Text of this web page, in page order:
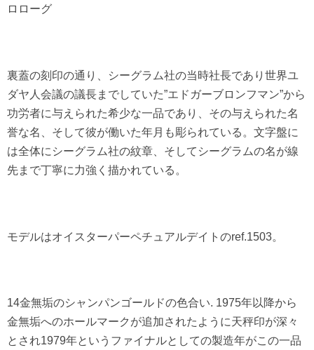
ロローグ
裏蓋の刻印の通り、シーグラム社の当時社長であり世界ユ
ダヤ人会議の議長までしていた”エドガーブロンフマン”から
功労者に与えられた希少な一品であり、その与えられた名
誉な名、そして彼が働いた年月も彫られている。文字盤に
は全体にシーグラム社の紋章、そしてシーグラムの名が線
先まで丁寧に力強く描かれている。
モデルはオイスターパーペチュアルデイトのref.1503。
14金無垢のシャンパンゴールドの色合い. 1975年以降から
金無垢へのホールマークが追加されたように天秤印が深々
とされ1979年というファイナルとしての製造年がこの一品